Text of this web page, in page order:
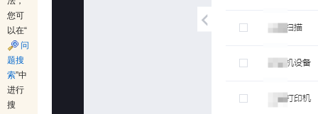
您可
以在“
问
题搜
索”中
进行
搜